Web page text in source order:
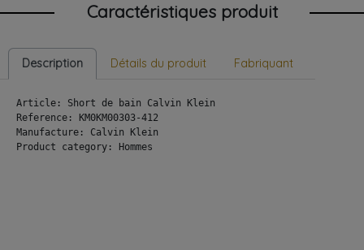
Caractéristiques produit
Description Détails du produit Fabriquant
Article: Short de bain Calvin Klein
Reference: KM0KM00303-412
Manufacture: Calvin Klein
Product category: Hommes